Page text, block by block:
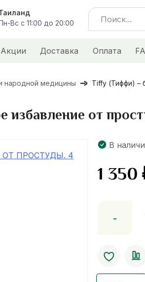
Вс с 11:00 до 20:00
Search
for:
Акции Доставка Оплата
народной медицины Tiffy (Тиффи) –
от
В
1 350
товара
избавление